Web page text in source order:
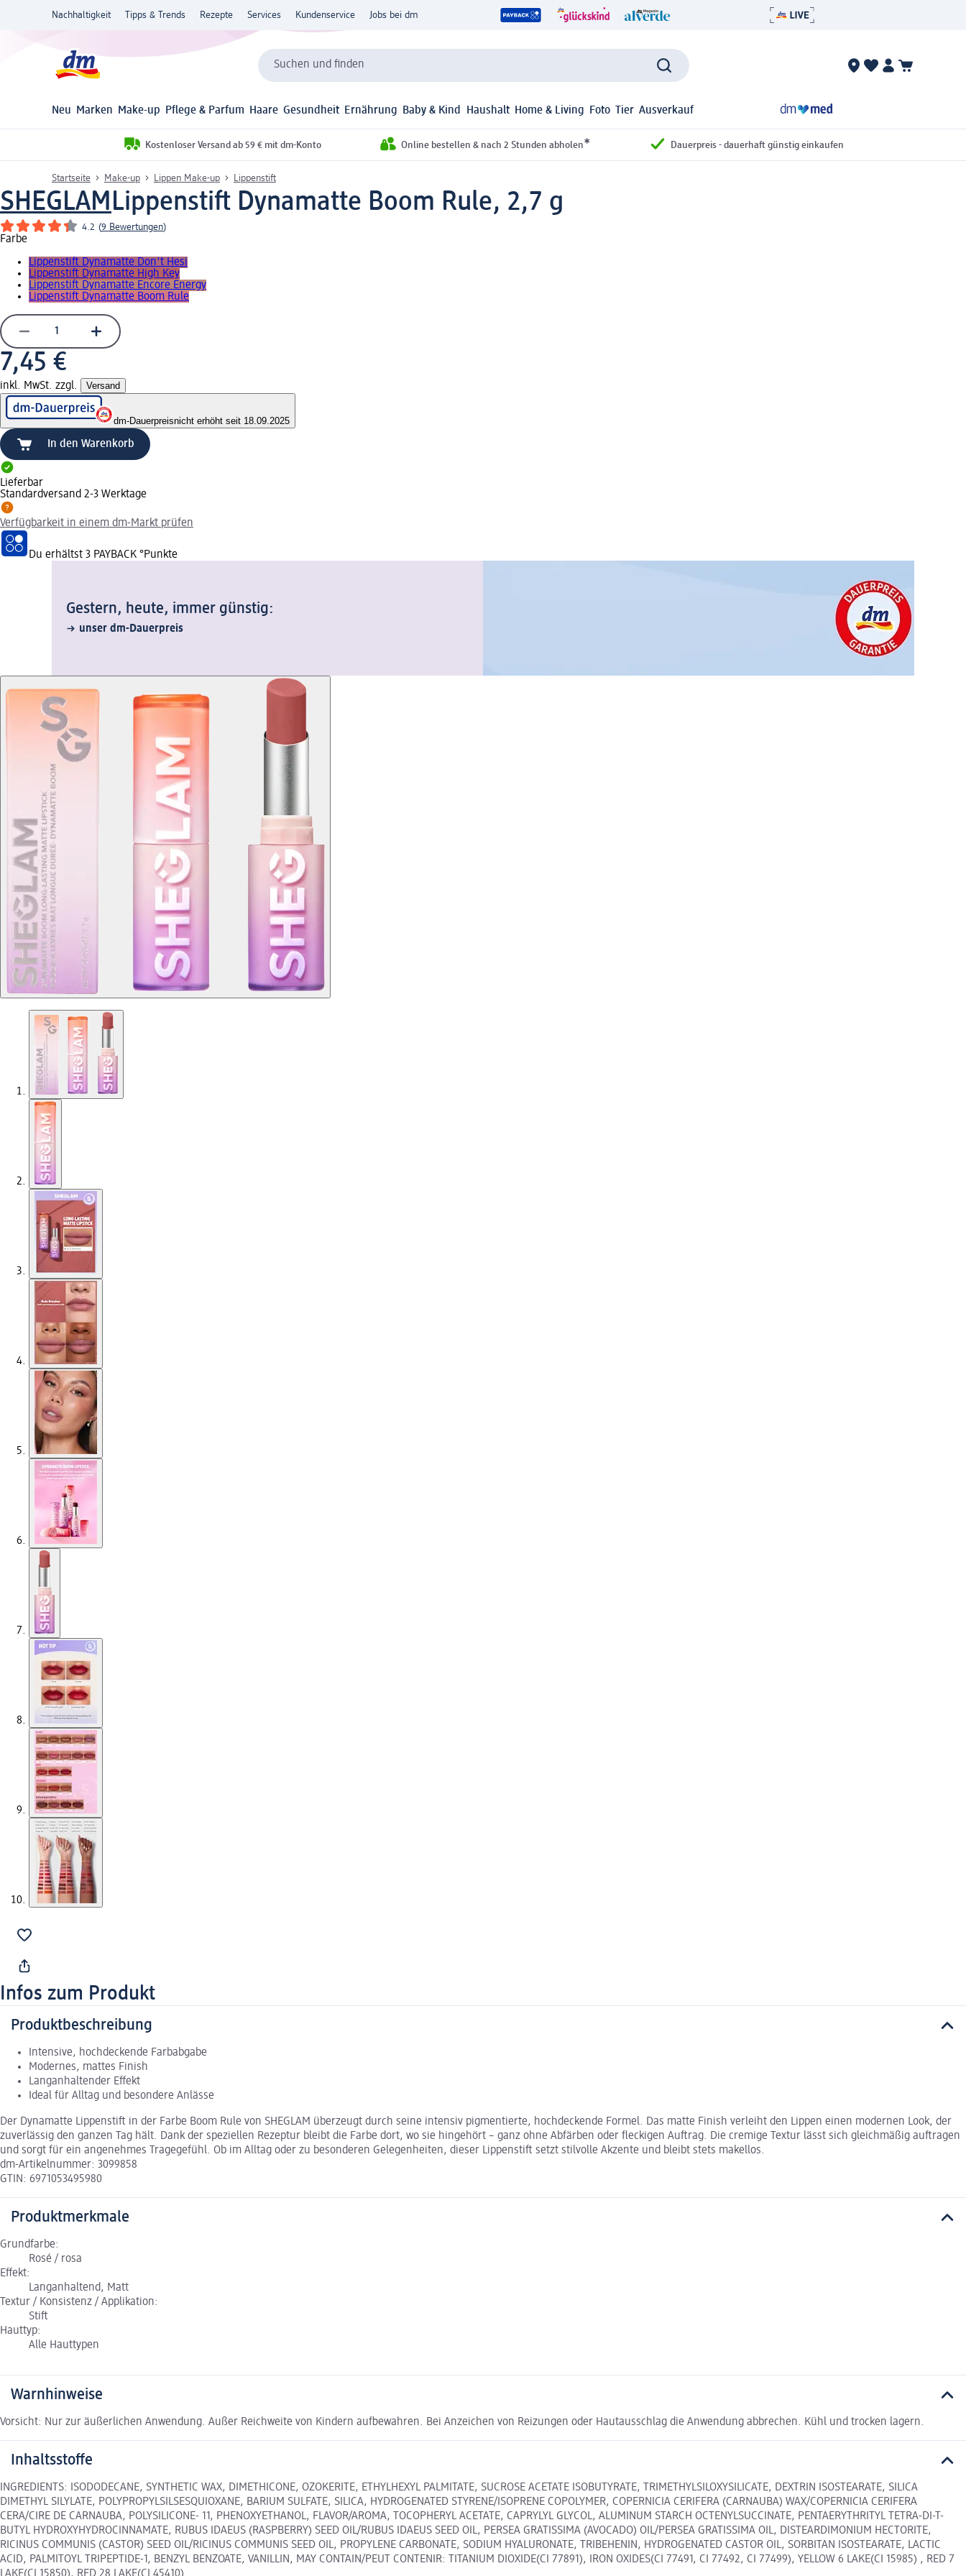
Nachhaltigkeit Tipps & Trends Rezepte Services Kundenservice Jobs bei dm
Suchen und finden
Neu Marken Make-up Pflege & Parfum Haare Gesundheit Ernährung Baby & Kind Haushalt Home & Living Foto Tier Ausverkauf
Kostenloser Versand ab 59 € mit dm-Konto Online bestellen & nach 2 Stunden abholen* Dauerpreis - dauerhaft günstig einkaufen
Startseite Make-up Lippen Make-up Lippenstift
SHEGLAMLippenstift Dynamatte Boom Rule, 2,7 g
4.2 (9 Bewertungen)
Farbe
Lippenstift Dynamatte Don't Hesi
Lippenstift Dynamatte High Key
Lippenstift Dynamatte Encore Energy
Lippenstift Dynamatte Boom Rule
7,45 €
inkl. MwSt. zzgl. Versand
dm-Dauerpreisnicht erhöht seit 18.09.2025
In den Warenkorb
Lieferbar
Standardversand 2-3 Werktage
Verfügbarkeit in einem dm-Markt prüfen
Du erhältst 3 PAYBACK °Punkte
Gestern, heute, immer günstig:
unser dm-Dauerpreis
Infos zum Produkt
Produktbeschreibung
Intensive, hochdeckende Farbabgabe
Modernes, mattes Finish
Langanhaltender Effekt
Ideal für Alltag und besondere Anlässe
Der Dynamatte Lippenstift in der Farbe Boom Rule von SHEGLAM überzeugt durch seine intensiv pigmentierte, hochdeckende Formel. Das matte Finish verleiht den Lippen einen modernen Look, der
zuverlässig den ganzen Tag hält. Dank der speziellen Rezeptur bleibt die Farbe dort, wo sie hingehört – ganz ohne Abfärben oder fleckigen Auftrag. Die cremige Textur lässt sich gleichmäßig auftragen
und sorgt für ein angenehmes Tragegefühl. Ob im Alltag oder zu besonderen Gelegenheiten, dieser Lippenstift setzt stilvolle Akzente und bleibt stets makellos.
dm-Artikelnummer: 3099858
GTIN: 6971053495980
Produktmerkmale
Grundfarbe:
Rosé / rosa
Effekt:
Langanhaltend, Matt
Textur / Konsistenz / Applikation:
Stift
Hauttyp:
Alle Hauttypen
Warnhinweise
Vorsicht: Nur zur äußerlichen Anwendung. Außer Reichweite von Kindern aufbewahren. Bei Anzeichen von Reizungen oder Hautausschlag die Anwendung abbrechen. Kühl und trocken lagern.
Inhaltsstoffe
INGREDIENTS: ISODODECANE, SYNTHETIC WAX, DIMETHICONE, OZOKERITE, ETHYLHEXYL PALMITATE, SUCROSE ACETATE ISOBUTYRATE, TRIMETHYLSILOXYSILICATE, DEXTRIN ISOSTEARATE, SILICA
DIMETHYL SILYLATE, POLYPROPYLSILSESQUIOXANE, BARIUM SULFATE, SILICA, HYDROGENATED STYRENE/ISOPRENE COPOLYMER, COPERNICIA CERIFERA (CARNAUBA) WAX/COPERNICIA CERIFERA
CERA/CIRE DE CARNAUBA, POLYSILICONE- 11, PHENOXYETHANOL, FLAVOR/AROMA, TOCOPHERYL ACETATE, CAPRYLYL GLYCOL, ALUMINUM STARCH OCTENYLSUCCINATE, PENTAERYTHRITYL TETRA-DI-T-
BUTYL HYDROXYHYDROCINNAMATE, RUBUS IDAEUS (RASPBERRY) SEED OIL/RUBUS IDAEUS SEED OIL, PERSEA GRATISSIMA (AVOCADO) OIL/PERSEA GRATISSIMA OIL, DISTEARDIMONIUM HECTORITE,
RICINUS COMMUNIS (CASTOR) SEED OIL/RICINUS COMMUNIS SEED OIL, PROPYLENE CARBONATE, SODIUM HYALURONATE, TRIBEHENIN, HYDROGENATED CASTOR OIL, SORBITAN ISOSTEARATE, LACTIC
ACID, PALMITOYL TRIPEPTIDE-1, BENZYL BENZOATE, VANILLIN, MAY CONTAIN/PEUT CONTENIR: TITANIUM DIOXIDE(CI 77891), IRON OXIDES(CI 77491, CI 77492, CI 77499), YELLOW 6 LAKE(CI 15985) , RED 7
LAKE(CI 15850), RED 28 LAKE(CI 45410).